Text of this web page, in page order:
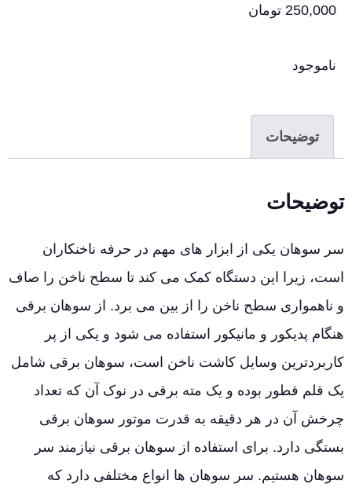
250,000 تومان
ناموجود
توضیحات
توضیحات
سر سوهان یکی از ابزار های مهم در حرفه ناخنکاران
است، زیرا این دستگاه کمک می کند تا سطح ناخن را صاف
و ناهمواری سطح ناخن را از بین می برد. از سوهان برقی
هنگام پدیکور و مانیکور استفاده می شود و یکی از پر
کاربردترین وسایل کاشت ناخن است، سوهان برقی شامل
یک قلم قطور بوده و یک مته برقی در نوک آن که تعداد
چرخش آن در هر دقیقه به قدرت موتور سوهان برقی
بستگی دارد. برای استفاده از سوهان برقی نیازمند سر
سوهان هستیم. سر سوهان ها انواع مختلفی دارد که